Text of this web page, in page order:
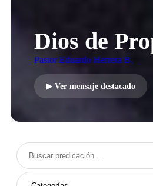
Dios de
Pastor Eduardo Herrera B.
▶ Ver mensaje destacado